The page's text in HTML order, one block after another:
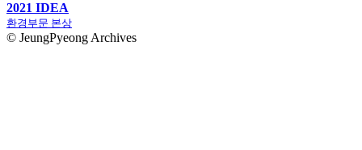
2021 IDEA
환경부문 본상
© JeungPyeong Archives